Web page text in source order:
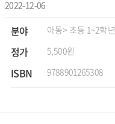
2022-12-06
분야 아동> 초등 1~2학년
정가 5,500원
ISBN 9788901265308